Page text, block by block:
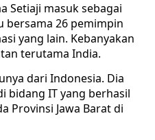
Setiaji masuk sebagai
bersama 26 pemimpin
yang lain. Kebanyakan
terutama India.
dari Indonesia. Dia
bidang IT yang berhasil
Provinsi Jawa Barat di